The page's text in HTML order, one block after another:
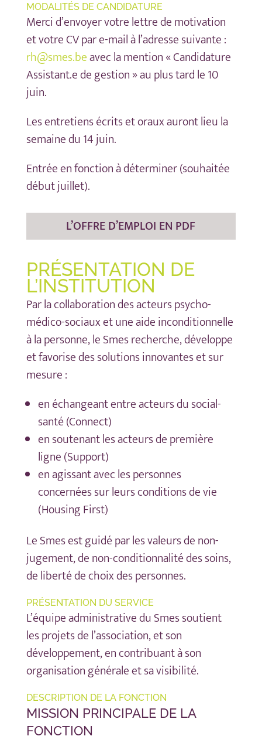
MODALITÉS DE CANDIDATURE
Merci d’envoyer votre lettre de motivation
et votre CV par e-mail à l’adresse suivante :
rh@smes.beavec la mention « Candidature
Assistant.e de gestion » au plus tard le 10
juin.
Les entretiens écrits et oraux auront lieu la
semaine du 14 juin.
Entrée en fonction à déterminer (souhaitée
début juillet).
L’OFFRE D’EMPLOI EN PDF
PRÉSENTATION DE
L’INSTITUTION
Par la collaboration des acteurs psycho-
médico-sociaux et une aide inconditionnelle
à la personne, le Smes recherche, développe
et favorise des solutions innovantes et sur
mesure :
en échangeant entre acteurs du social-
santé (Connect)
en soutenant les acteurs de première
ligne (Support)
en agissant avec les personnes
concernées sur leurs conditions de vie
(Housing First)
Le Smes est guidé par les valeurs de non-
jugement, de non-conditionnalité des soins,
de liberté de choix des personnes.
PRÉSENTATION DU SERVICE
L’équipe administrative du Smes soutient
les projets de l’association, et son
développement, en contribuant à son
organisation générale et sa visibilité.
DESCRIPTION DE LA FONCTION
MISSION PRINCIPALE DE LA
FONCTION